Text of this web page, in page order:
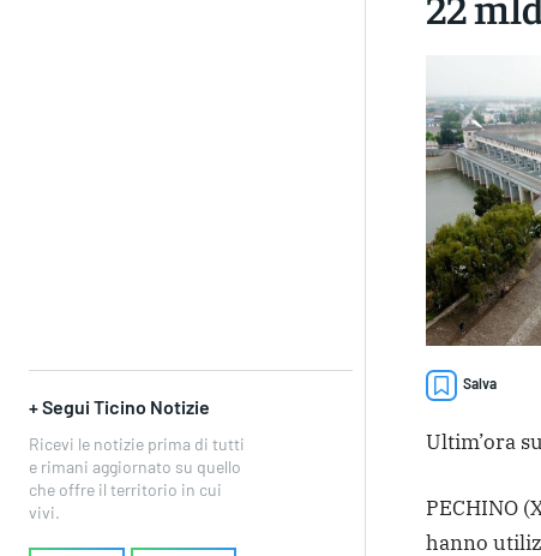
+ Segui Ticino Notizie
Ricevi le notizie prima di tutti
e rimani aggiornato su quello
che offre il territorio in cui
vivi.
Salva
Ultim’ora
PECHINO
hanno